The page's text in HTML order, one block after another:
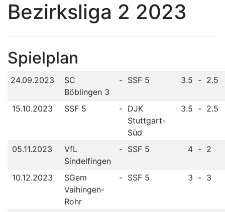
Bezirksliga 2 2023
Spielplan
24.09.2023
SC
Böblingen 3
- SSF 5 3.5 - 2.5
15.10.2023 SSF 5 - DJK
Stuttgart-
Süd
3.5 - 2.5
05.11.2023
VfL
Sindelfingen
- SSF 5 4 - 2
10.12.2023
SGem
Vaihingen-
Rohr
- SSF 5 3 - 3